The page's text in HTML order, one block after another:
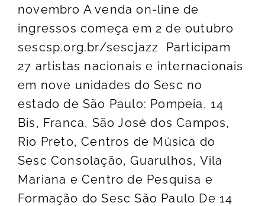
novembro A venda on-line de
ingressos começa em 2 de outubro
sescsp.org.br/sescjazz Participam
27 artistas nacionais e internacionais
em nove unidades do Sesc no
estado de São Paulo: Pompeia, 14
Bis, Franca, São José dos Campos,
Rio Preto, Centros de Música do
Sesc Consolação, Guarulhos, Vila
Mariana e Centro de Pesquisa e
Formação do Sesc São Paulo De 14